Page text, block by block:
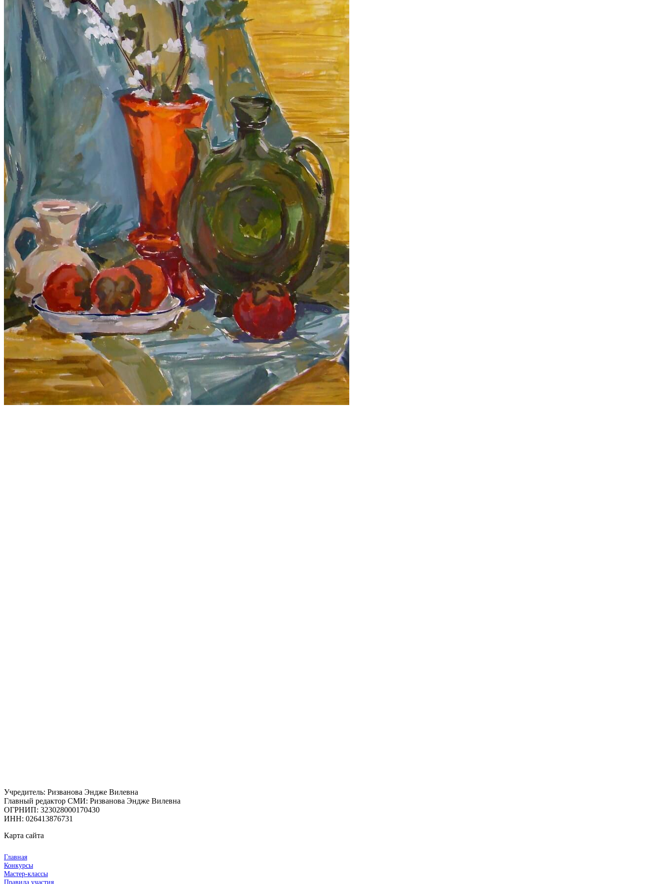
Учредитель: Ризванова Эндже Вилевна
Главный редактор СМИ: Ризванова Эндже Вилевна
ОГРНИП: 323028000170430
ИНН: 026413876731
Карта сайта
Главная
Конкурсы
Мастер-классы
Правила участия